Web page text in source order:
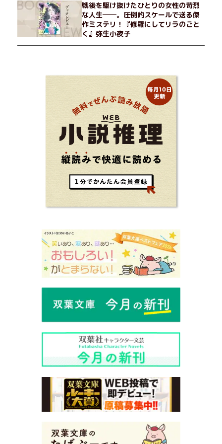
戦後を駆け抜けたひとりの女性の苛烈
な人生──。圧倒的スケールで送る傑
作ミステリ！『修羅にしてリラのごと
く』弥生小夜子